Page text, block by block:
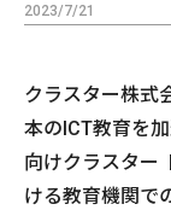
2023/7/21
クラスター株式
本のICT教育を
向けクラスター
ける教育機関で